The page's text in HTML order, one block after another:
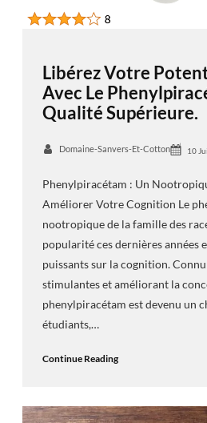
Libérez Votre
Avec Le
Qualité Supérieure.
Domaine-Sanvers-Et-Cotton 10
Phenylpiracétam : Un
Améliorer Votre Cognition Le
nootropique de la famille des
popularité ces dernières années
puissants sur la cognition.
stimulantes et améliorant la
phenylpiracétam est devenu un
étudiants,…
Continue Reading